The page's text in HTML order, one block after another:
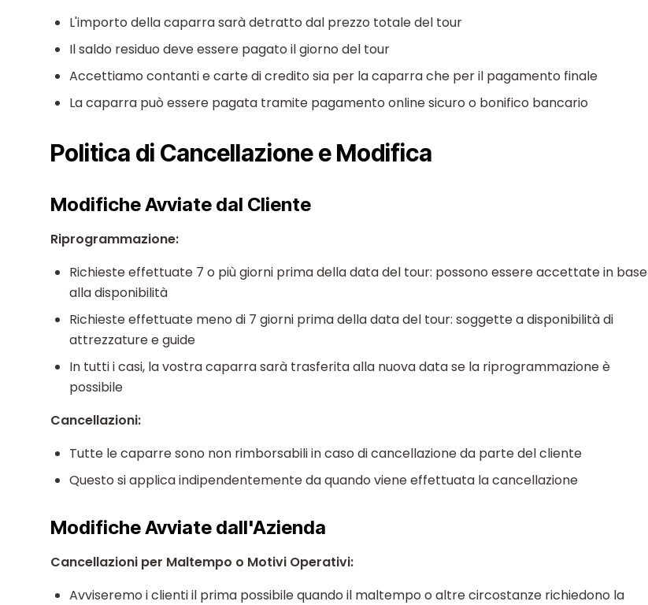
L'importo della caparra sarà detratto dal prezzo totale del tour
Il saldo residuo deve essere pagato il giorno del tour
Accettiamo contanti e carte di credito sia per la caparra che per il pagamento finale
La caparra può essere pagata tramite pagamento online sicuro o bonifico bancario
Politica di Cancellazione e Modifica
Modifiche Avviate dal Cliente
Riprogrammazione:
Richieste effettuate 7 o più giorni prima della data del tour: possono essere accettate in base
alla disponibilità
Richieste effettuate meno di 7 giorni prima della data del tour: soggette a disponibilità di
attrezzature e guide
In tutti i casi, la vostra caparra sarà trasferita alla nuova data se la riprogrammazione è
possibile
Cancellazioni:
Tutte le caparre sono non rimborsabili in caso di cancellazione da parte del cliente
Questo si applica indipendentemente da quando viene effettuata la cancellazione
Modifiche Avviate dall'Azienda
Cancellazioni per Maltempo o Motivi Operativi:
Avviseremo i clienti il prima possibile quando il maltempo o altre circostanze richiedono la